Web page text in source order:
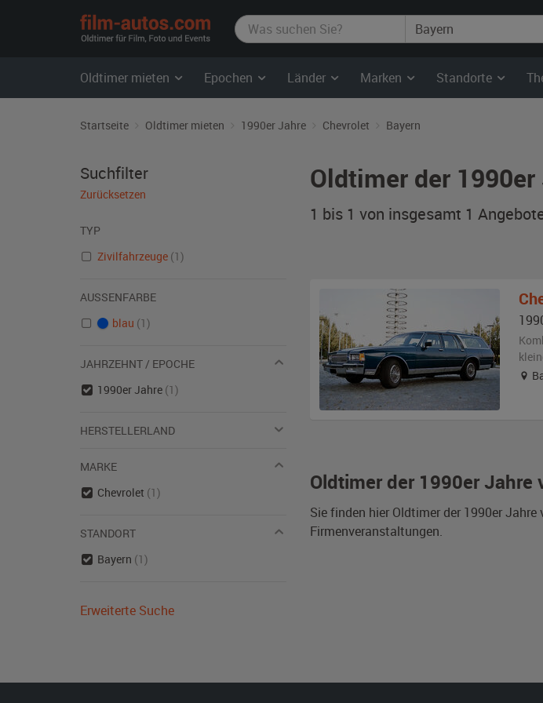
film-
autos.com
Oldtimer mieten Epochen Länder Marken Standorte
Startseite Oldtimer mieten 1990er Jahre Chevrolet Bayern
Oldtimer der
1 bis 1 von insgesamt 1
Oldtimer der 1990er Jahre
Sie finden hier Oldtimer der 1990er
Firmenveranstaltungen.
Suchfilter
Zurücksetzen
TYP
Zivilfahrzeuge (1)
AUSSENFARBE
blau (1)
JAHRZEHNT / EPOCHE
1990er Jahre (1)
HERSTELLERLAND
MARKE
Chevrolet (1)
STANDORT
Bayern (1)
Erweiterte Suche